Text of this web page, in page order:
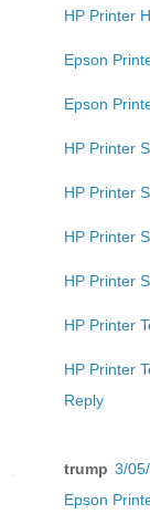
HP Printer
Epson
Epson
HP Printer
HP Printer
HP Printer
HP Printer
HP Printer
HP Printer
Reply
trump 3/
Epson